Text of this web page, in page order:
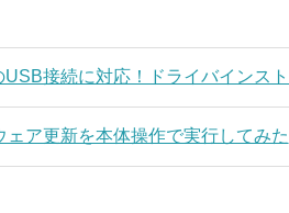
接続に対応！ドライバインス
ェア更新を本体操作で実行してみた